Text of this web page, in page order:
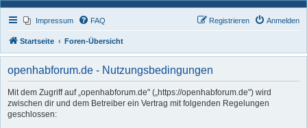
Impressum FAQ Anmelden
Registrieren
Startseite Foren-Übersicht
openhabforum.de - Nutzungsbedingungen
Mit dem Zugriff auf „openhabforum.de" („https://openhabforum.de") wird
zwischen dir und dem Betreiber ein Vertrag mit folgenden Regelungen
geschlossen: